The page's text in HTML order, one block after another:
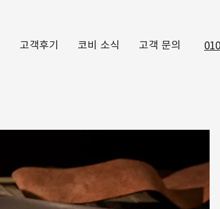
고객후기 코비 소식 고객 문의